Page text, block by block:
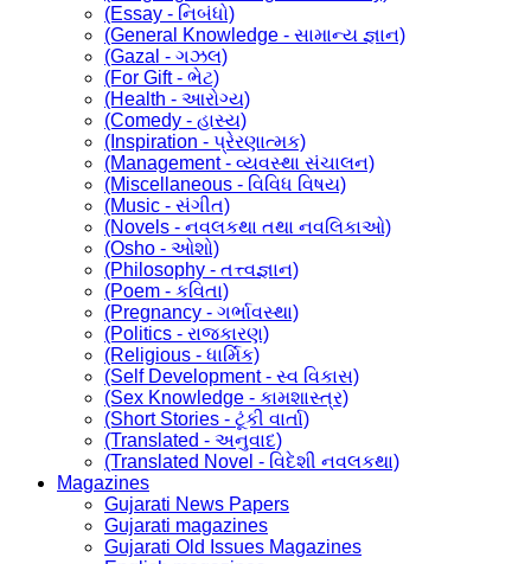
(Essay - નિબંધો)
(General Knowledge - સામાન્ય જ્ઞાન)
(Gazal - ગઝલ)
(For Gift - ભેટ)
(Health - આરોગ્ય)
(Comedy - હાસ્ય)
(Inspiration - પ્રેરણાત્મક)
(Management - વ્યવસ્થા સંચાલન)
(Miscellaneous - વિવિધ વિષય)
(Music - સંગીત)
(Novels - નવલકથા તથા નવલિકાઓ)
(Osho - ઓશો)
(Philosophy - તત્ત્વજ્ઞાન)
(Poem - કવિતા)
(Pregnancy - ગર્ભાવસ્થા)
(Politics - રાજકારણ)
(Religious - ધાર્મિક)
(Self Development - સ્વ વિકાસ)
(Sex Knowledge - કામશાસ્ત્ર)
(Short Stories - ટૂંકી વાર્તા)
(Translated - અનુવાદ)
(Translated Novel - વિદેશી નવલકથા)
Magazines
Gujarati News Papers
Gujarati magazines
Gujarati Old Issues Magazines